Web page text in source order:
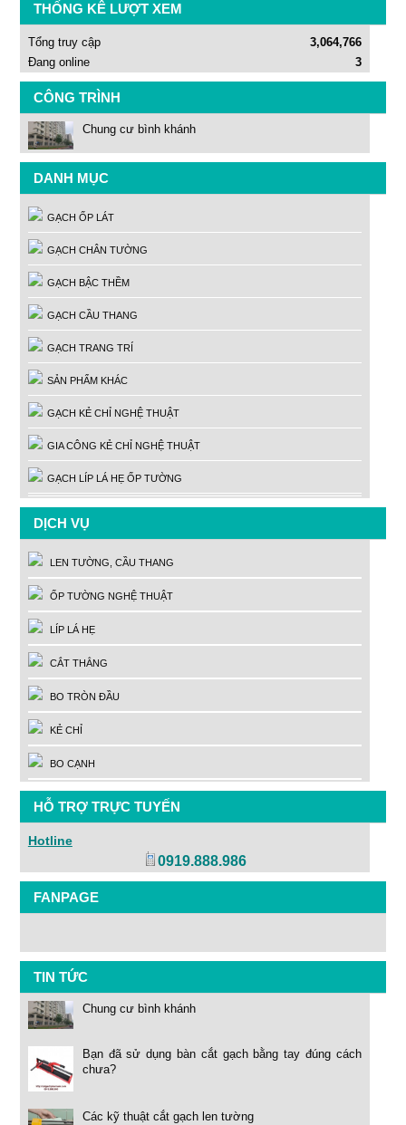
THỐNG KÊ LƯỢT XEM
Tổng truy cập
3,064,766
Đang online
3
CÔNG TRÌNH
Chung cư bình khánh
DANH MỤC
GẠCH ỐP LÁT
GẠCH CHÂN TƯỜNG
GẠCH BẬC THỀM
GẠCH CẦU THANG
GẠCH TRANG TRÍ
SẢN PHẨM KHÁC
GẠCH KẺ CHỈ NGHỆ THUẬT
GIA CÔNG KẺ CHỈ NGHỆ THUẬT
GẠCH LÍP LÁ HẸ ỐP TƯỜNG
DỊCH VỤ
LEN TƯỜNG, CẦU THANG
ỐP TƯỜNG NGHỆ THUẬT
LÍP LÁ HẸ
CẮT THẲNG
BO TRÒN ĐẦU
KẺ CHỈ
BO CẠNH
HỖ TRỢ TRỰC TUYẾN
Hotline
0919.888.986
FANPAGE
TIN TỨC
Chung cư bình khánh
Bạn đã sử dụng bàn cắt gạch bằng tay đúng cách
chưa?
Các kỹ thuật cắt gạch len tường